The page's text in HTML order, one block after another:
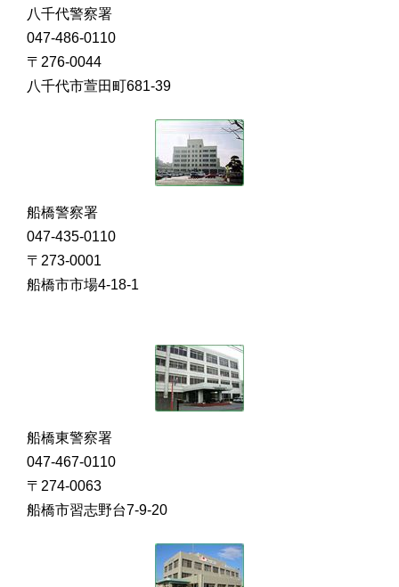
八千代警察署
047-486-0110
〒276-0044
八千代市萱田町681-39
船橋警察署
047-435-0110
〒273-0001
船橋市市場4-18-1
船橋東警察署
047-467-0110
〒274-0063
船橋市習志野台7-9-20